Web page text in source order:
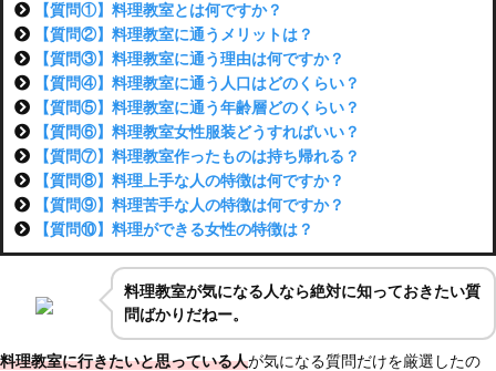
【質問①】料理教室とは何ですか？
【質問②】料理教室に通うメリットは？
【質問③】料理教室に通う理由は何ですか？
【質問④】料理教室に通う人口はどのくらい？
【質問⑤】料理教室に通う年齢層どのくらい？
【質問⑥】料理教室女性服装どうすればいい？
【質問⑦】料理教室作ったものは持ち帰れる？
【質問⑧】料理上手な人の特徴は何ですか？
【質問⑨】料理苦手な人の特徴は何ですか？
【質問⑩】料理ができる女性の特徴は？
料理教室が気になる人なら絶対に知っておきたい質
問ばかりだねー。
料理教室に行きたいと思っている人が気になる質問だけを厳選したの